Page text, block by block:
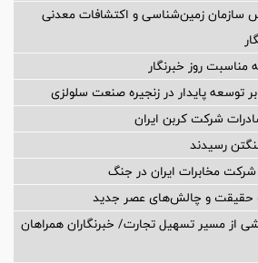
سازمان زمین‌شناسی و اکتشافات معدنی
مناسبت روز خبرنگار
توسعه پایدار در زنجیره صنعت سلولزی
رسیدند
مخابرات ایران در جنگ
حقیقت و چالش‌های عصر جدید
از مسیر تسهیل تجارت/ خبرنگاران همراهان